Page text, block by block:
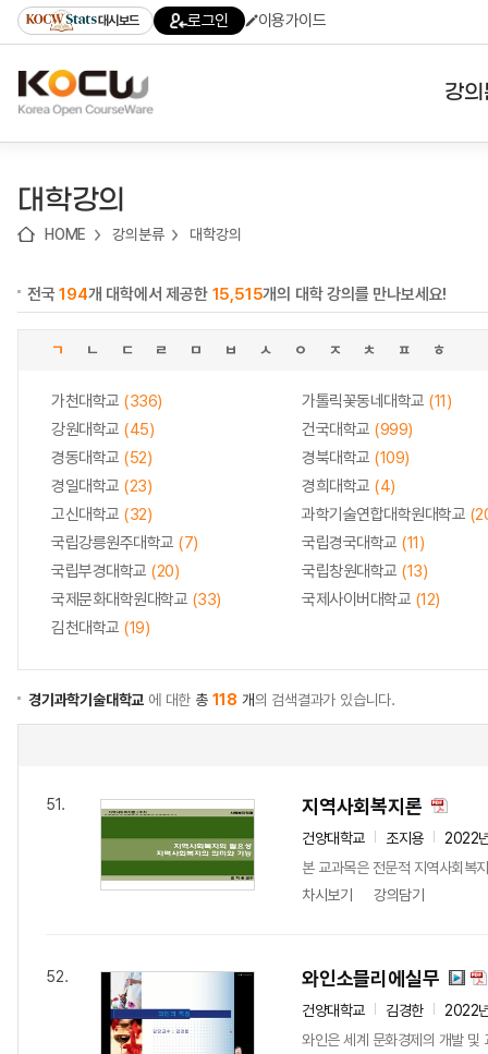
기
기
기
content)
가
대시보드 로그인 이용가이드
강
대학강의
HOME 강의분류 대학강의
전국194개 대학에서 제공한 15,515개의 대학 강의를 만나보세요!
ㄱ ㄴ ㄷ ㄹ ㅁ ㅂ ㅅ ㅇ ㅈ ㅊ ㅍ ㅎ
가천대학교 (336) 가톨릭꽃동네대학교 (11)
강원대학교 (45) 건국대학교 (999)
경동대학교 (52) 경북대학교 (109)
경일대학교 (23) 경희대학교 (4)
고신대학교 (32) 과학기술연합대학원대학교
국립강릉원주대학교 (7) 국립경국대학교 (11)
국립부경대학교 (20) 국립창원대학교 (13)
국제문화대학원대학교 (33) 국제사이버대학교 (12)
김천대학교 (19)
경기과학기술대학교 에 대한 총 118 개의 검색결과가 있습니다.
51. 지역사회복지론
건양대학교 조지용
2022
본 교과목은 전문적 지역사회복
차시보기
강의담기
52. 와인소믈리에실무
건양대학교 김경한
2022
와인은 세계 문화경제의 개발 및